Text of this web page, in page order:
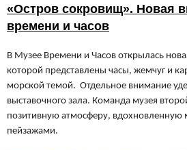
«Остров сокровищ». Новая
времени и часов
В Музее Времени и Часов открылась
которой представлены часы, жемчуг и
морской темой. Отдельное внимание
выставочного зала. Команда музея
позитивную атмосферу,
пейзажами.